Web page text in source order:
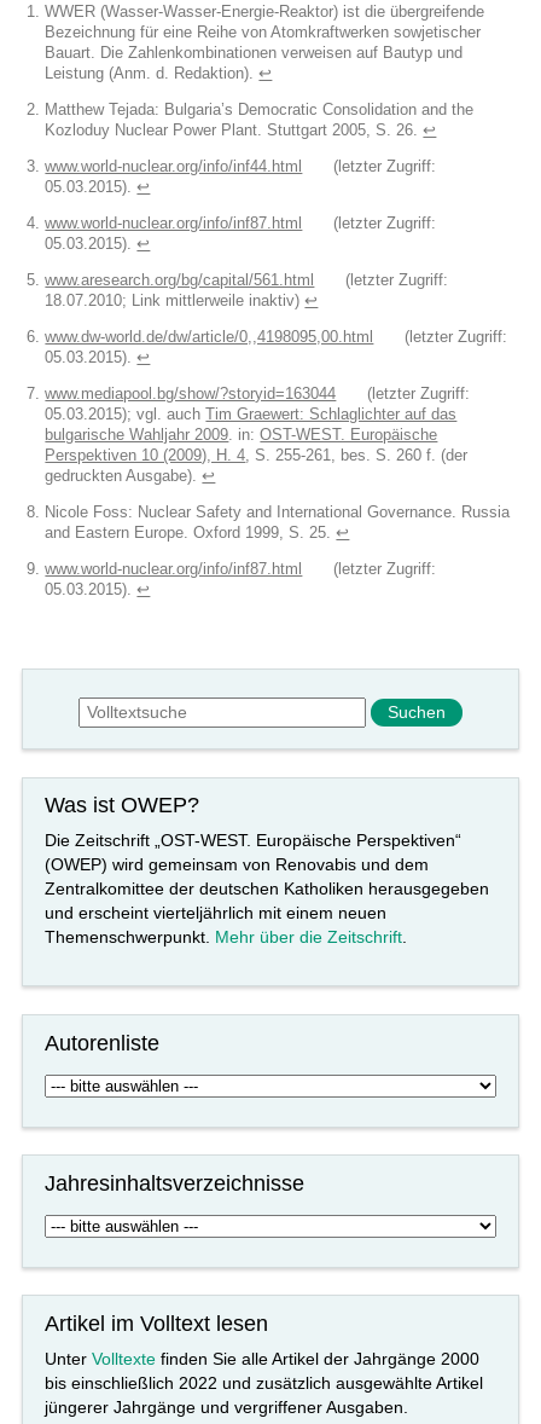
WWER (Wasser-Wasser-Energie-Reaktor) ist die übergreifende
Bezeichnung für eine Reihe von Atomkraftwerken sowjetischer
Bauart. Die Zahlenkombinationen verweisen auf Bautyp und
Leistung (Anm. d. Redaktion).↩︎
Matthew Tejada: Bulgaria’s Democratic Consolidation and the
Kozloduy Nuclear Power Plant. Stuttgart 2005, S. 26.↩︎
www.world-nuclear.org/info/inf44.html
(letzter Zugriff:
05.03.2015).↩︎
www.world-nuclear.org/info/inf87.html
(letzter Zugriff:
05.03.2015).↩︎
www.aresearch.org/bg/capital/561.html
(letzter Zugriff:
18.07.2010; Link mittlerweile inaktiv)↩︎
www.dw-world.de/dw/article/0,,4198095,00.html
(letzter Zugriff:
05.03.2015).↩︎
www.mediapool.bg/show/?storyid=163044
(letzter Zugriff:
05.03.2015); vgl. auchTim Graewert: Schlaglichter auf das
bulgarische Wahljahr 2009 . in:OST-WEST. Europäische
Perspektiven 10 (2009), H. 4 , S. 255-261, bes. S. 260 f. (der
gedruckten Ausgabe).↩︎
Nicole Foss: Nuclear Safety and International Governance. Russia
and Eastern Europe. Oxford 1999, S. 25.↩︎
www.world-nuclear.org/info/inf87.html
(letzter Zugriff:
05.03.2015).↩︎
Suchformular
Suche
Was ist OWEP?
Die Zeitschrift „OST-WEST. Europäische Perspektiven“
(OWEP) wird gemeinsam von Renovabis und dem
Zentralkomittee der deutschen Katholiken herausgegeben
und erscheint vierteljährlich mit einem neuen
Themenschwerpunkt. Mehr über die Zeitschrift
Autorenliste
Jahresinhaltsverzeichnisse
Artikel im Volltext lesen
UnterVolltexte finden Sie alle Artikel der Jahrgänge 2000
bis einschließlich 2022 und zusätzlich ausgewählte Artikel
jüngerer Jahrgänge und vergriffener Ausgaben.